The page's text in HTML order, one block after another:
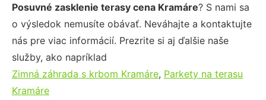
Posuvné zasklenie terasy cena Kramáre? S nami sa
o výsledok nemusíte obávať. Neváhajte a kontaktujte
nás pre viac informácií. Prezrite si aj ďalšie naše
služby, ako napríklad
Zimná záhrada s krbom Kramáre, Parkety na terasu
Kramáre